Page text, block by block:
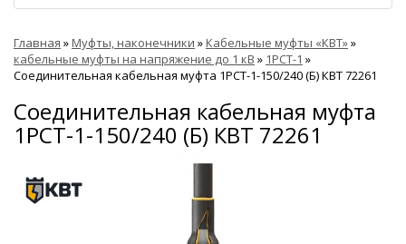
Главная »Муфты, наконечники »Кабельные муфты «КВТ»»
кабельные муфты на напряжение до 1 кВ » 1РСТ-1 »
Соединительная кабельная муфта 1РСТ-1-150/240 (Б) КВТ 72261
Соединительная кабельная муфта
1РСТ-1-150/240 (Б) КВТ 72261